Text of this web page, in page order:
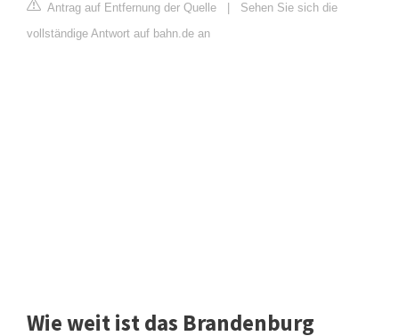
Antrag auf Entfernung der Quelle
Sehen Sie sich die
vollständige Antwort auf bahn.de an
Wie weit ist das Brandenburg